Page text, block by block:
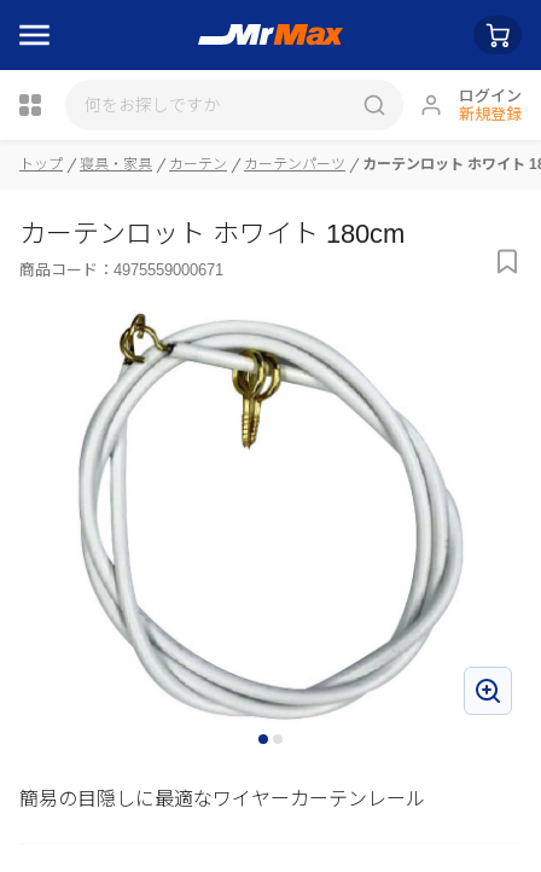
ログイン
新規登録
瓶詰
トップ 寝具・家具 カーテン カーテンパーツ カーテンロット ホワイト
カーテンロット ホワイト 180cm
商品コード： 4975559000671
簡易の目隠しに最適なワイヤーカーテンレール